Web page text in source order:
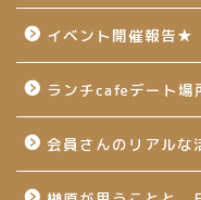
イベント開催報告★
ランチcafeデート場
会員さんのリアルな